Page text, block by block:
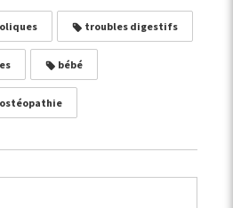
troubles digestifs
bébé
ostéopathie